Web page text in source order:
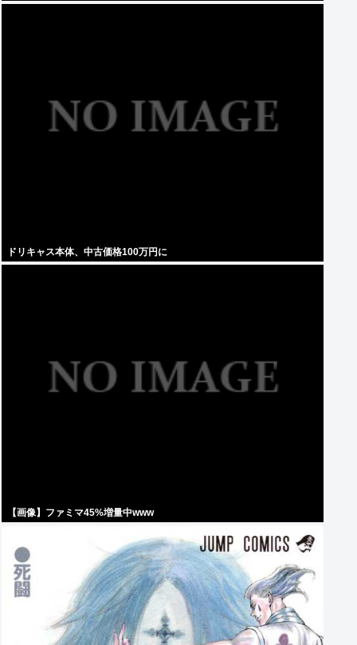
ドリキャス本体、中古価格100万円に
【画像】ファミマ45%増量中www